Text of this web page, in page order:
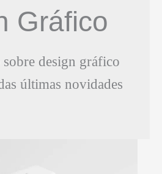
Gráfico
design gráfico
últimas novidades